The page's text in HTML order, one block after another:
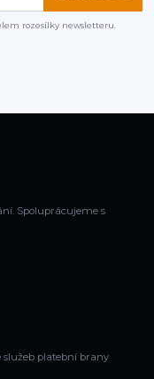
rozesílky newsletteru.
Spoluprácujeme s
platební brany